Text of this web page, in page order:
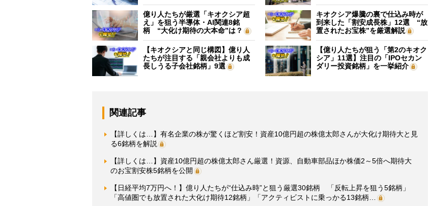
億り人たちが厳選「キオクシア超
え」を狙う半導体・AI関連8銘
柄 “大化け期待の大本命”は？
キオクシア爆騰の裏で仕込み時が
到来した「割安成長株」12選 “放
置されたお宝株”を厳選解説
【キオクシアと同じ構図】億り人
たちが注目する「親会社よりも成
長しうる子会社銘柄」9選
【億り人たちが狙う「第2のキオク
シア」11選】注目の「IPOセカン
ダリー投資銘柄」を一挙紹介
関連記事
【詳しくは…】有名企業の株が驚くほど割安！資産10億円超の株億太郎さんが大化け期待大と見
る6銘柄を解説
【詳しくは…】資産10億円超の株億太郎さん厳選！資源、自動車部品ほか株価2～5倍へ期待大
のお宝割安株5銘柄を公開
【日経平均7万円へ！】億り人たちが“仕込み時”と狙う厳選30銘柄 「反転上昇を狙う5銘柄」
「高値圏でも放置された大化け期待12銘柄」「アクティビストに乗っかる13銘柄…